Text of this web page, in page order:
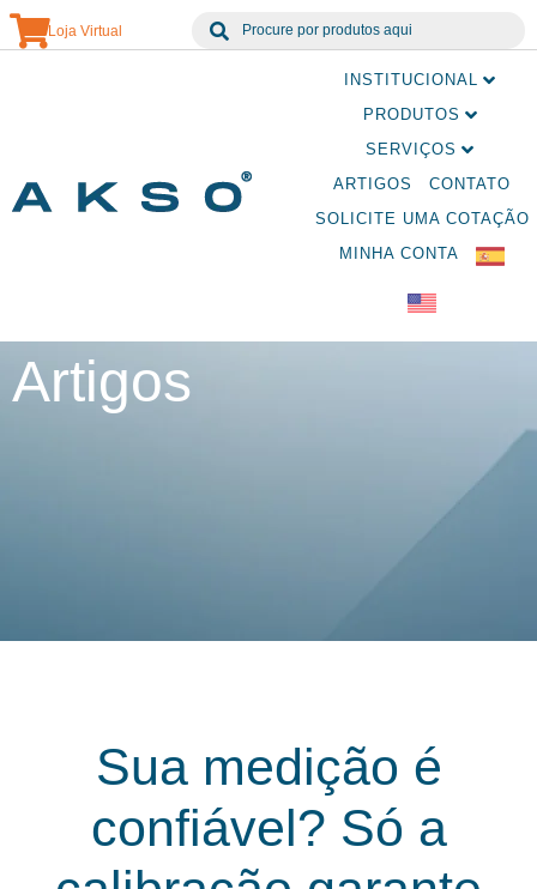
Loja Virtual
INSTITUCIONAL
PRODUTOS
SERVIÇOS
ARTIGOS
CONTATO
SOLICITE UMA COTAÇÃO
MINHA CONTA
Artigos
Sua medição é
confiável? Só a